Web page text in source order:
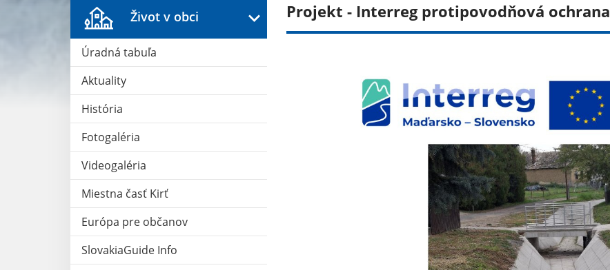
Život v obci
Úradná tabuľa
Aktuality
História
Fotogaléria
Videogaléria
Miestna časť Kirť
Európa pre občanov
SlovakiaGuide Info
Projekt - Interreg protipovodňová ochrana